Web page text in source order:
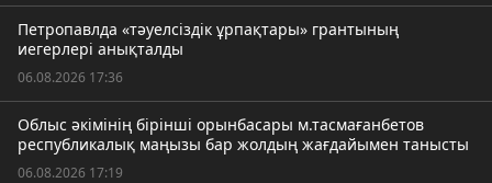
Петропавлда «тәуелсіздік ұрпақтары» грантының
иегерлері анықталды
06.08.2026 17:36
Облыс әкімінің бірінші орынбасары м.тасмағанбетов
республикалық маңызы бар жолдың жағдайымен танысты
06.08.2026 17:19